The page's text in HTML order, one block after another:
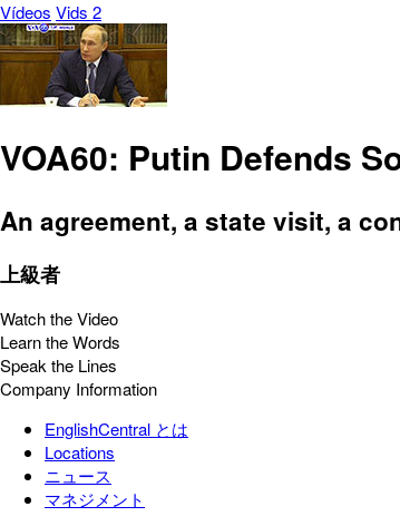
Vídeos Vids 2
VOA60: Putin Defends
An agreement, a state visit, a
上級者
Watch the Video
Learn the Words
Speak the Lines
Company Information
EnglishCentral とは
Locations
ニュース
マネジメント